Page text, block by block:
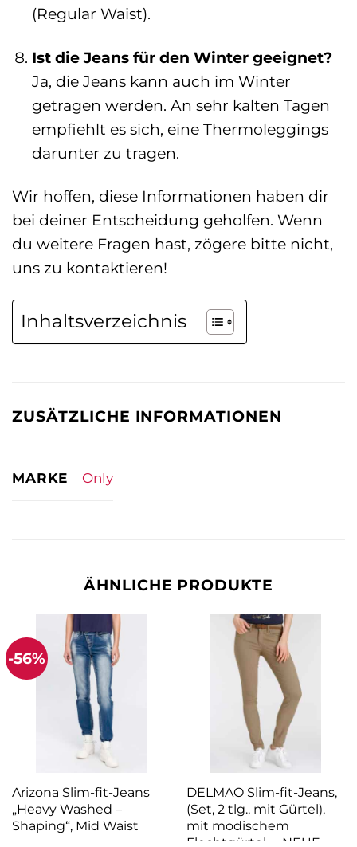
(Regular Waist).
Ist die Jeans für den Winter geeignet?
Ja, die Jeans kann auch im Winter
getragen werden. An sehr kalten Tagen
empfiehlt es sich, eine Thermoleggings
darunter zu tragen.
Wir hoffen, diese Informationen haben dir
bei deiner Entscheidung geholfen. Wenn
du weitere Fragen hast, zögere bitte nicht,
uns zu kontaktieren!
Inhaltsverzeichnis
ZUSÄTZLICHE INFORMATIONEN
MARKE Only
ÄHNLICHE PRODUKTE
-56%
Arizona Slim-fit-Jeans
„Heavy Washed –
Shaping“, Mid Waist
DELMAO Slim-fit-Jeans,
(Set, 2 tlg., mit Gürtel),
mit modischem
Flechtgürtel —NEUE